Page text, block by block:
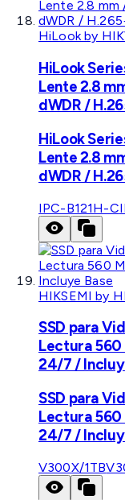
HiLook by
HiLook
Lente 2.8
dWDR /
HiLook
Lente 2.8
dWDR /
IPC-B121H-C
HIKSEMI by
SSD para
Lectura 560
24/7 /
SSD para
Lectura 560
24/7 /
V300X/1TB